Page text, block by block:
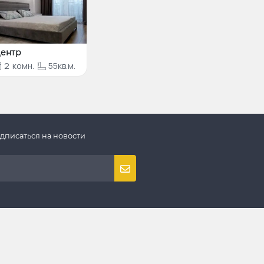
2 комн. 55кв.м.
на новости